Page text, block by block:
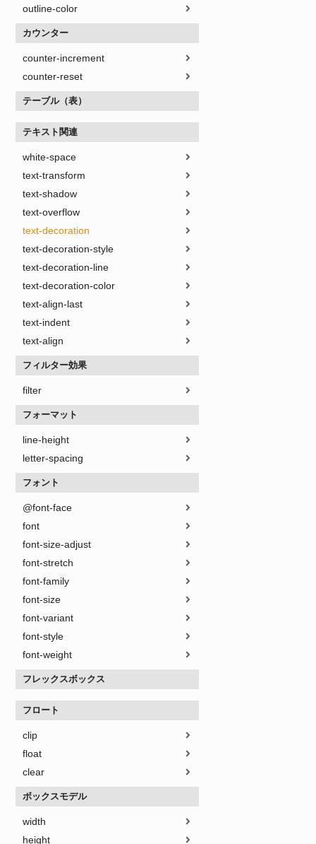
outline-color
カウンター
counter-increment
counter-reset
テーブル（表）
テキスト関連
white-space
text-transform
text-shadow
text-overflow
text-decoration
text-decoration-style
text-decoration-line
text-decoration-color
text-align-last
text-indent
text-align
フィルター効果
filter
フォーマット
line-height
letter-spacing
フォント
@font-face
font
font-size-adjust
font-stretch
font-family
font-size
font-variant
font-style
font-weight
フレックスボックス
フロート
clip
float
clear
ボックスモデル
width
height